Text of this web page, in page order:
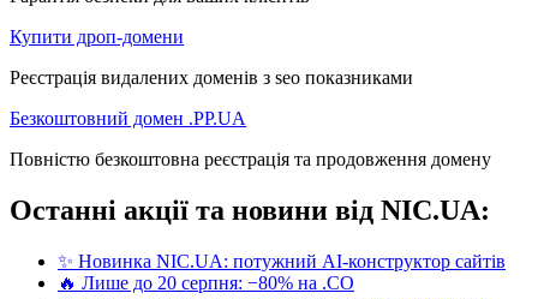
Купити дроп-домени
Реєстрація видалених доменів з seo показниками
Безкоштовний домен .PP.UA
Повністю безкоштовна реєстрація та продовження домену
Останні акції та новини від NIC.UA:
✨ Новинка NIC.UA: потужний AI-конструктор сайтів
🔥 Лише до 20 серпня: −80% на .CO